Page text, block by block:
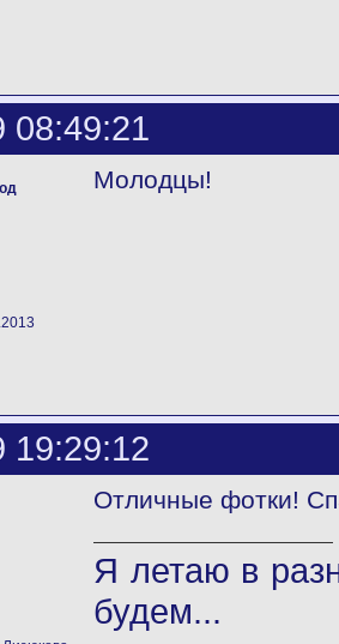
08:49:21
Молодцы!
19:29:12
Отличные фотки!
Я летаю в
будем...